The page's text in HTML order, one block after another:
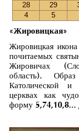
28
29
4
5
«Жировицкая»
Жировицкая
почитаемых
Жировичах
область).
Католической и
церквах как
форму 5,74,10,8...